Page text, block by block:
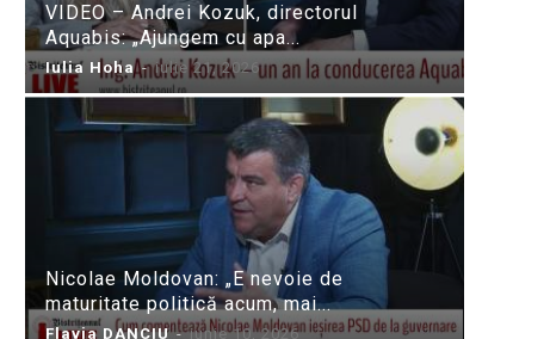
VIDEO – Andrei Kozuk, directorul
Aquabis: „Ajungem cu apa...
Iulia Hoha - iulie 21, 2026
Nicolae Moldovan: „E nevoie de
maturitate politică acum, mai...
Flavia DANCIU - iunie 10, 2026